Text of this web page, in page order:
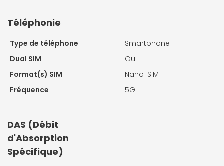
Téléphonie
Type de téléphone
Smartphone
Dual SIM
Oui
Format(s) SIM
Nano-SIM
Fréquence
5G
DAS (Débit
d'Absorption
Spécifique)